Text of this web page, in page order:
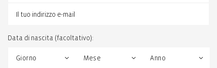
Data di nascita (facoltativo):